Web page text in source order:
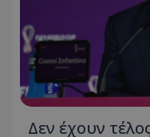
Δεν έχουν